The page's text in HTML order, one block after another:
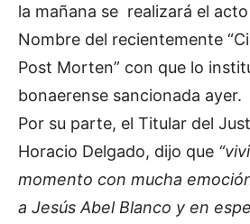
la mañana se realizará el
Nombre del recientemente
Post Morten” con que lo
bonaerense sancionada ayer.
Por su parte, el Titular del
Horacio Delgado, dijo que
momento con mucha
a Jesús Abel Blanco y en